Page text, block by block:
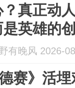
？真正动
是英雄的
有晚风 2026-
赛》活